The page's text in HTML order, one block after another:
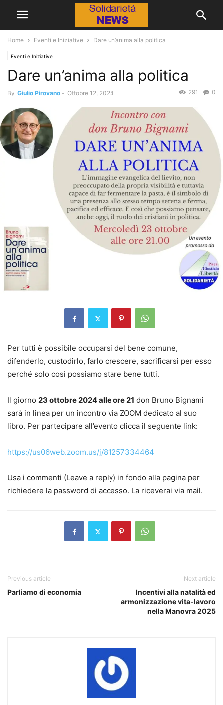
Home Eventi e Iniziative Dare un’anima alla politica
Eventi e Iniziative
Dare un’anima alla politica
By Giulio Pirovano - Ottobre 12, 2024 0
291
Per tutti è possibile occuparsi del bene comune,
difenderlo, custodirlo, farlo crescere, sacrificarsi per esso
perché solo così possiamo stare bene tutti.
Il giorno 23 ottobre 2024 alle ore 21 don Bruno Bignami
sarà in linea per un incontro via ZOOM dedicato al suo
libro. Per partecipare all’evento clicca il seguente link:
https://us06web.zoom.us/j/81257334464
Usa i commenti (Leave a reply) in fondo alla pagina per
richiedere la password di accesso. La riceverai via mail.
Previous article
Parliamo di economia
Next article
Incentivi alla natalità ed
armonizzazione vita-lavoro
nella Manovra 2025